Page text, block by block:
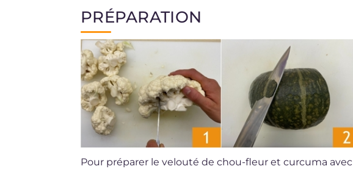
PRÉPARATION
Pour préparer le velouté de chou-fleur et curcuma